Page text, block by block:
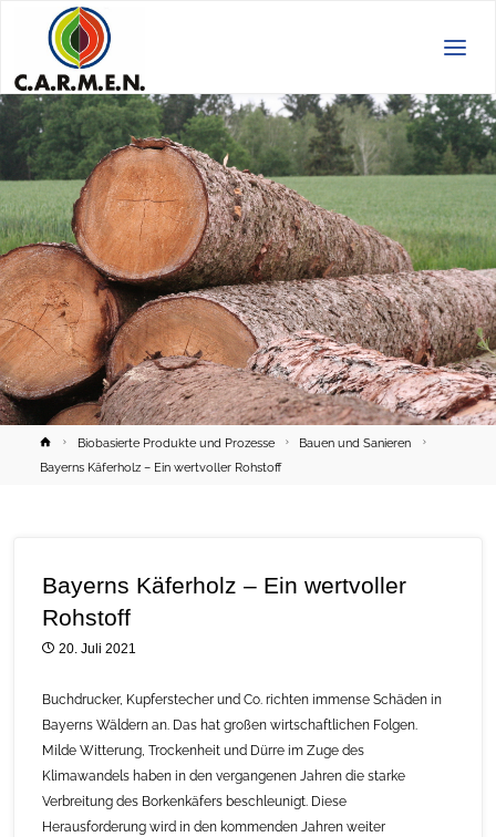
HomeBiobasierte Produkte und Prozesse
Bauen und Sanieren
Bayerns Käferholz – Ein wertvoller Rohstoff
Bayerns Käferholz – Ein wertvoller
Rohstoff
20. Juli 2021
Buchdrucker, Kupferstecher und Co. richten immense Schäden in
Bayerns Wäldern an. Das hat großen wirtschaftlichen Folgen.
Milde Witterung, Trockenheit und Dürre im Zuge des
Klimawandels haben in den vergangenen Jahren die starke
Verbreitung des Borkenkäfers beschleunigt. Diese
Herausforderung wird in den kommenden Jahren weiter